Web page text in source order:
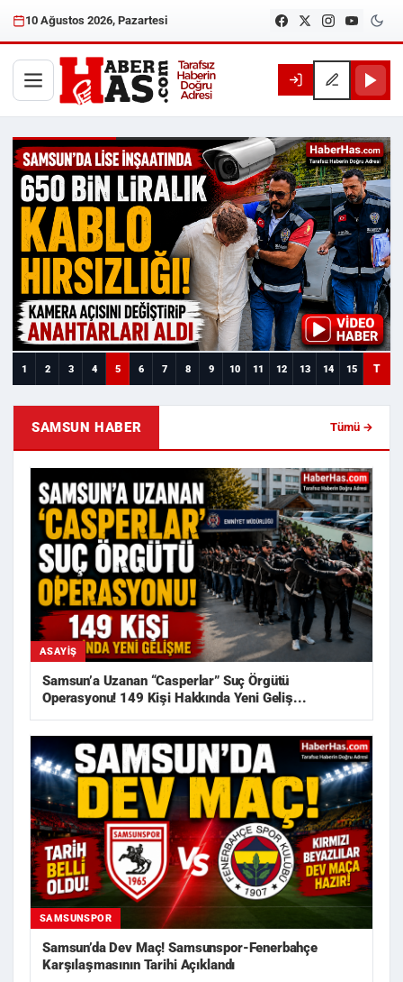
10 Ağustos 2026, Pazartesi
Haberhas — Samsun Son
1 2 3 4 5 6 7 8 9 10 11 12 13 14 15 T
SAMSUN HABER Tümü →
ASAYIŞ
Samsun’a Uzanan “Casperlar” Suç Örgütü
Operasyonu! 149 Kişi Hakkında Yeni Geliş...
SAMSUNSPOR
Samsun’da Dev Maç! Samsunspor-Fenerbahçe
Karşılaşmasının Tarihi Açıklandı